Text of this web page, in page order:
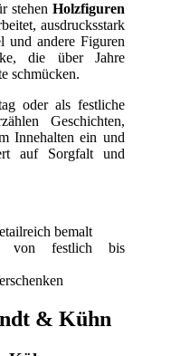
stehen Holzfiguren
ausdrucksstark
und andere Figuren
die über Jahre
schmücken.
oder als festliche
Geschichten,
Innehalten ein und
auf Sorgfalt und
bemalt
von festlich bis
& Kühn